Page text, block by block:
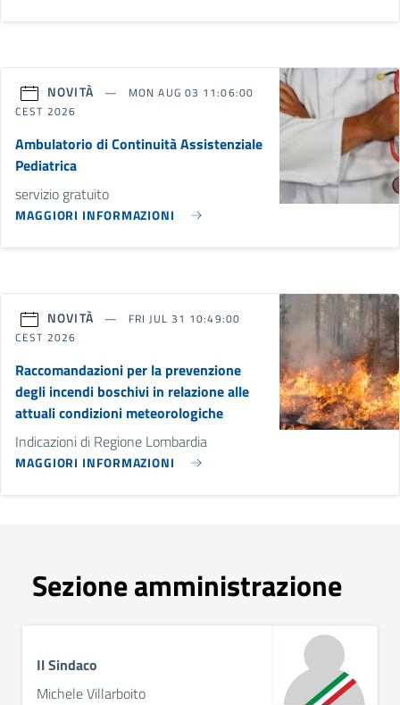
NOVITÀ
MON AUG 03 11:06:00
CEST 2026
Ambulatorio di Continuità Assistenziale
Pediatrica
servizio gratuito
MAGGIORI INFORMAZIONI
NOVITÀ
FRI JUL 31 10:49:00
CEST 2026
Raccomandazioni per la prevenzione
degli incendi boschivi in relazione alle
attuali condizioni meteorologiche
Indicazioni di Regione Lombardia
MAGGIORI INFORMAZIONI
Sezione amministrazione
Il Sindaco
Michele Villarboito